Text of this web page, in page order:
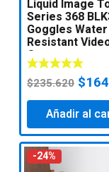
Liquid Image
Series 368
Goggles Water
Resistant
Camera w
$235.620 El
era:
$
Añadir al
-24%